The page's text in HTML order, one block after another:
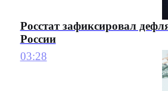
Росстат зафиксировал
России
03:28